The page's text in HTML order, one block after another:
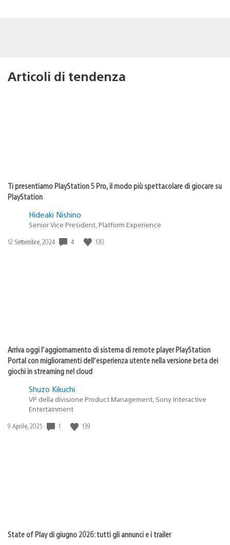
Articoli di tendenza
Ti presentiamo PlayStation 5 Pro, il modo più spettacolare di giocare su
PlayStation
Hideaki Nishino
Senior Vice President, Platform Experience
Data
12 Settembre, 2024 4 130
Arriva oggi l’aggiornamento di sistema di remote player PlayStation
Portal con miglioramenti dell’esperienza utente nella versione beta dei
giochi in streaming nel cloud
Shuzo Kikuchi
VP della divisione Product Management, Sony Interactive
Entertainment
Data
9 Aprile, 2025 1 139
State of Play di giugno 2026: tutti gli annunci e i trailer